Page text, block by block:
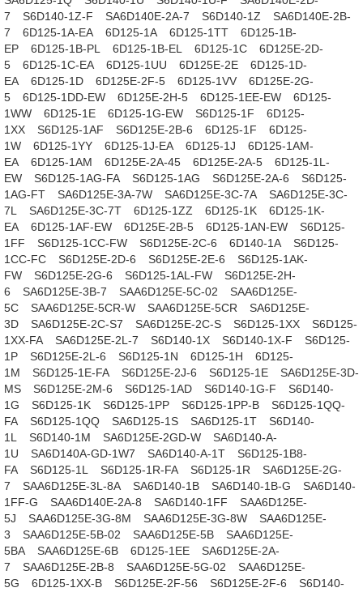
7
S6D140-1Z-F SA6D140E-2A-7 S6D140-1Z
SA6D140E-2B-
7
6D125-1A-EA 6D125-1A 6D125-1TT
6D125-1B-
EP
6D125-1B-PL 6D125-1B-EL 6D125-1C
6D125E-2D-
5
6D125-1C-EA 6D125-1UU 6D125E-2E
6D125-1D-
EA
6D125-1D 6D125E-2F-5 6D125-1VV
6D125E-2G-
5
6D125-1DD-EW 6D125E-2H-5 6D125-1EE-EW
6D125-
1WW
6D125-1E 6D125-1G-EW S6D125-1F
6D125-
1XX
S6D125-1AF S6D125E-2B-6 6D125-1F
6D125-
1W
6D125-1YY 6D125-1J-EA 6D125-1J
6D125-1AM-
EA
6D125-1AM 6D125E-2A-45 6D125E-2A-5
6D125-1L-
EW
S6D125-1AG-FA S6D125-1AG S6D125E-2A-6
S6D125-
1AG-FT
SA6D125E-3A-7W SA6D125E-3C-7A
SA6D125E-3C-
7L
SA6D125E-3C-7T 6D125-1ZZ 6D125-1K
6D125-1K-
EA
6D125-1AF-EW 6D125E-2B-5 6D125-1AN-EW
S6D125-
1FF
S6D125-1CC-FW S6D125E-2C-6 6D140-1A
S6D125-
1CC-FC
S6D125E-2D-6 S6D125E-2E-6
S6D125-1AK-
FW
S6D125E-2G-6 S6D125-1AL-FW
S6D125E-2H-
6
SA6D125E-3B-7 SAA6D125E-5C-02
SAA6D125E-
5C
SAA6D125E-5CR-W SAA6D125E-5CR
SA6D125E-
3D
SA6D125E-2C-S7 SA6D125E-2C-S S6D125-1XX
S6D125-
1XX-FA
SA6D125E-2L-7 S6D140-1X S6D140-1X-F
S6D125-
1P
S6D125E-2L-6 S6D125-1N 6D125-1H
6D125-
1M
S6D125-1E-FA S6D125E-2J-6 S6D125-1E
SA6D125E-3D-
MS
S6D125E-2M-6 S6D125-1AD S6D140-1G-F
S6D140-
1G
S6D125-1K S6D125-1PP S6D125-1PP-B
S6D125-1QQ-
FA
S6D125-1QQ SA6D125-1S SA6D125-1T
S6D140-
1L
S6D140-1M SA6D125E-2GD-W
SA6D140-A-
1U
SA6D140A-GD-1W7 SA6D140-A-1T
S6D125-1B8-
FA
S6D125-1L S6D125-1R-FA S6D125-1R
SA6D125E-2G-
7
SAA6D125E-3L-8A SA6D140-1B SA6D140-1B-G
SA6D140-
1FF-G
SAA6D140E-2A-8 SA6D140-1FF
SAA6D125E-
5J
SAA6D125E-3G-8M SAA6D125E-3G-8W
SAA6D125E-
3
SAA6D125E-5B-02 SAA6D125E-5B
SAA6D125E-
5BA
SAA6D125E-6B 6D125-1EE
SA6D125E-2A-
7
SAA6D125E-2B-8 SAA6D125E-5G-02
SAA6D125E-
5G
6D125-1XX-B S6D125E-2F-56 S6D125E-2F-6
S6D140-